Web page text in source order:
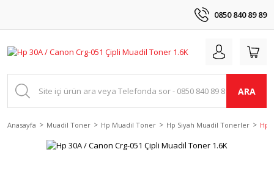
0850 840 89 89
ARA
Anasayfa Muadil Toner Hp Muadil Toner Hp Siyah Muadil Tonerler Hp